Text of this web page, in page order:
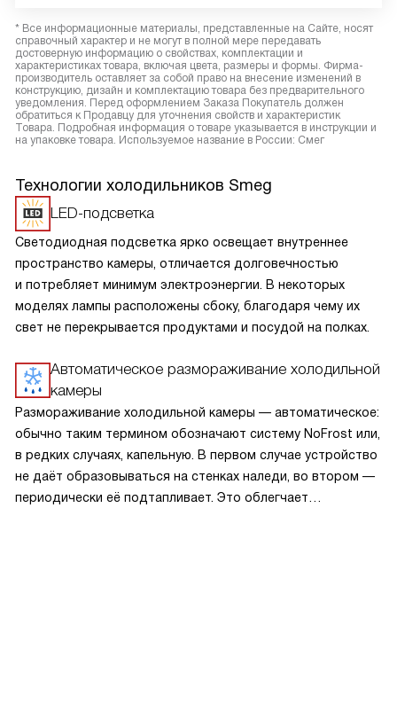
* Все информационные материалы, представленные на Сайте, носят
справочный характер и не могут в полной мере передавать
достоверную информацию о свойствах, комплектации и
характеристиках товара, включая цвета, размеры и формы. Фирма-
производитель оставляет за собой право на внесение изменений в
конструкцию, дизайн и комплектацию товара без предварительного
уведомления. Перед оформлением Заказа Покупатель должен
обратиться к Продавцу для уточнения свойств и характеристик
Товара. Подробная информация о товаре указывается в инструкции и
на упаковке товара. Используемое название в России: Смег
Технологии холодильников Smeg
LED-подсветка
Светодиодная подсветка ярко освещает внутреннее
пространство камеры, отличается долговечностью
и потребляет минимум электроэнергии. В некоторых
моделях лампы расположены сбоку, благодаря чему их
свет не перекрывается продуктами и посудой на полках.
Автоматическое размораживание холодильной
камеры
Размораживание холодильной камеры — автоматическое:
обычно таким термином обозначают систему NoFrost или,
в редких случаях, капельную. В первом случае устройство
не даёт образовываться на стенках наледи, во втором —
периодически её подтапливает. Это облегчает